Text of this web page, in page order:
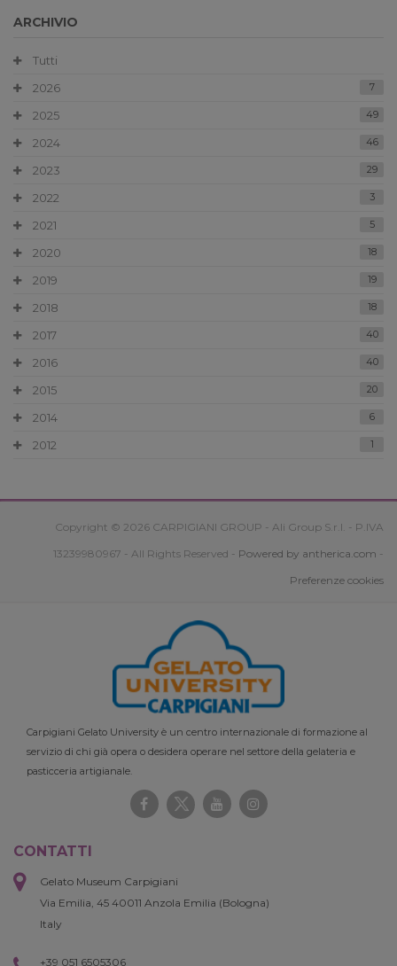
ARCHIVIO
Tutti
2026
7
2025 49
2024 46
2023 29
2022 3
2021 5
2020 18
2019 19
2018 18
2017 40
2016 40
2015 20
2014 6
2012 1
Copyright © 2026 CARPIGIANI GROUP - Ali Group S.r.l. - P.IVA
13239980967 - All Rights Reserved - Powered by antherica.com -
Preferenze cookies
Carpigiani Gelato University è un centro internazionale di formazione al
servizio di chi già opera o desidera operare nel settore della gelateria e
pasticceria artigianale.
CONTATTI
Gelato Museum Carpigiani
Via Emilia, 45 40011 Anzola Emilia (Bologna)
Italy
+39 051 6505306